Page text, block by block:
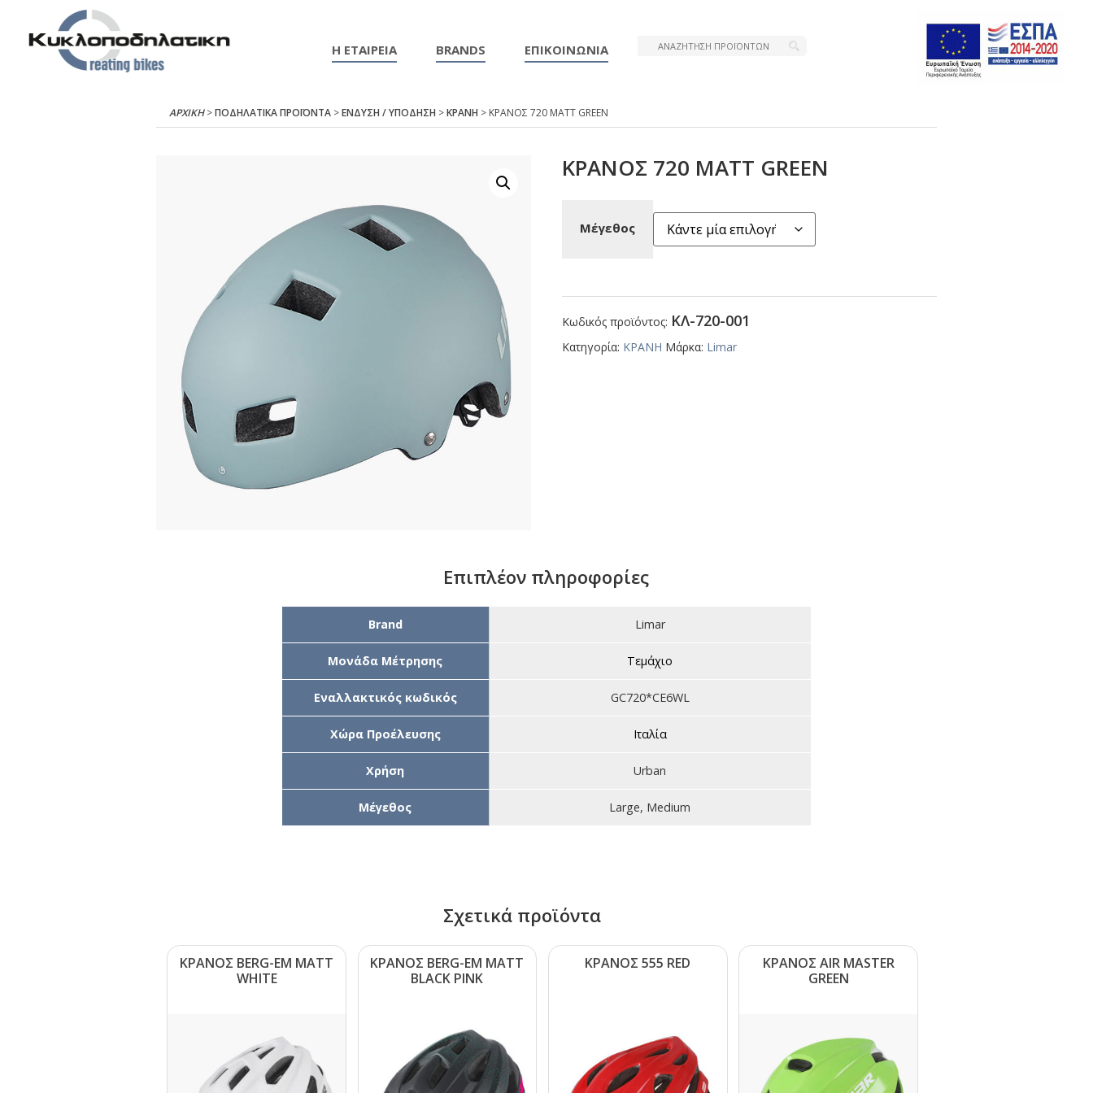
Η ΕΤΑΙΡΕΙΑ BRANDS ΕΠΙΚΟΙΝΩΝΙΑ
ΑΡΧΙΚΉ>ΠΟΔΗΛΑΤΙΚΑ ΠΡΟΪΟΝΤΑ>ΕΝΔΥΣΗ / ΥΠΟΔΗΣΗ >ΚΡΑΝΗ > ΚΡΑΝΟΣ 720 ΜΑΤΤ GRΕΕΝ
ΚΡΑΝΟΣ 720 ΜΑΤΤ GRΕΕΝ
Μέγεθος
Κωδικός προϊόντος: ΚΛ-720-001
Κατηγορία: ΚΡΑΝΗ Μάρκα: Limar
Επιπλέον πληροφορίες
Brand Limar
Μονάδα Μέτρησης Τεμάχιο
Εναλλακτικός κωδικός GC720*CE6WL
Χώρα Προέλευσης Ιταλία
Χρήση Urban
Μέγεθος Large, Medium
Σχετικά προϊόντα
ΚΡΑΝΟΣ ΒΕRG-ΕΜ ΜΑΤΤ
WΗΙΤΕ
ΚΡΑΝΟΣ ΒΕRG-ΕΜ ΜΑΤΤ
ΒLΑCΚ ΡΙΝΚ
ΚΡΑΝΟΣ 555 RΕD
ΚΡΑΝΟΣ ΑΙR ΜΑSΤΕR
GRΕΕΝ